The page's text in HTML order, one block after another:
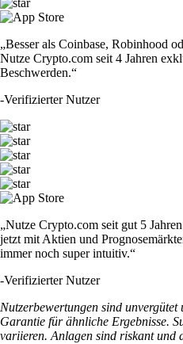
„Besser als Coinbase, Robinhood
Nutze Crypto.com seit 4 Jahren
Beschwerden.“
-Verifizierter Nutzer
„Nutze Crypto.com seit gut 5
jetzt mit Aktien und
immer noch super intuitiv.“
-Verifizierter Nutzer
Nutzerbewertungen sind
Garantie für ähnliche Ergebnisse.
variieren. Anlagen sind riskant und